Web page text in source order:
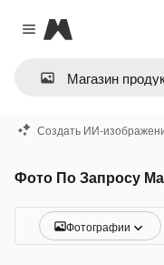
Close menu
Magnific
Создать ИИ-
Фото По Запросу
Фотографии